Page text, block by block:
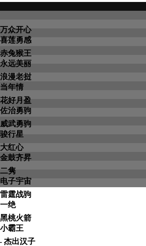
众开心
莲勇感
兔猴王
远美丽
漫老挝
年情
好月盈
治勇驹
武勇驹
行星
红心
鼓齐昇
隽
子宇宙
霆战驹
绝
桃火箭
霸王
杰出汉子